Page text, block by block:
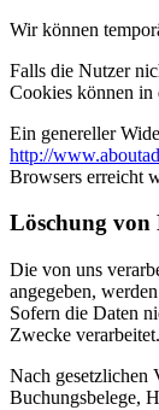
Wir können
Falls die Nutzer
Cookies können in
Ein genereller
http://
Browsers erreicht
Löschung von
Die von uns
angegeben,
Sofern die Daten
Zwecke
Nach gesetzlichen
Buchungsbelege,